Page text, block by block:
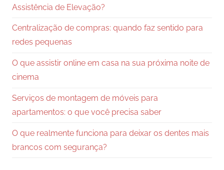
Assistência de Elevação?
Centralização de compras: quando faz sentido para
redes pequenas
O que assistir online em casa na sua próxima noite de
cinema
Serviços de montagem de móveis para
apartamentos: o que você precisa saber
O que realmente funciona para deixar os dentes mais
brancos com segurança?